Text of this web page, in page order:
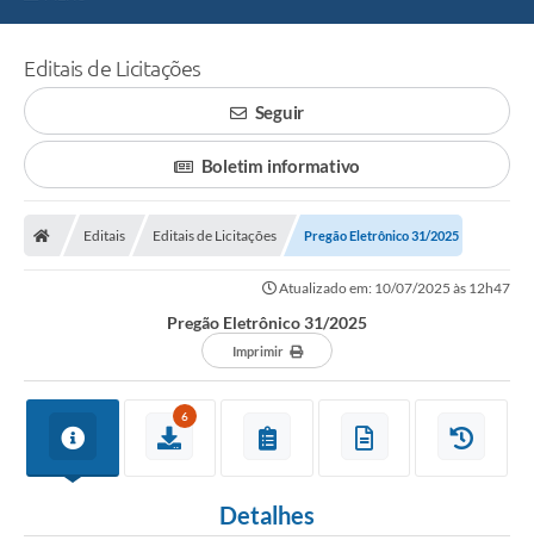
Nossa Cidade
Secretarias
Serviços Online
Carta de Serviços
Contratos
Editais de Licitações
Seguir
Boletim informativo
Editais Editais de Licitações Pregão Eletrônico 31/2025
Atualizado em: 10/07/2025 às 12h47
Pregão Eletrônico 31/2025
Imprimir
6
Detalhes